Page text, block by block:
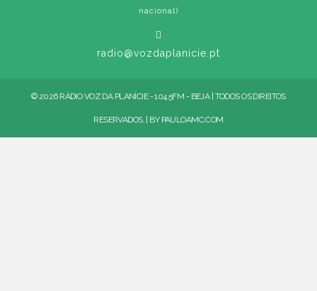
nacional)
radio@vozdaplanicie.pt
© 2026 RÁDIO VOZ DA PLANÍCIE - 104.5FM - BEJA | TODOS OS DIREITOS
RESERVADOS. | BY PAULOAMC.COM